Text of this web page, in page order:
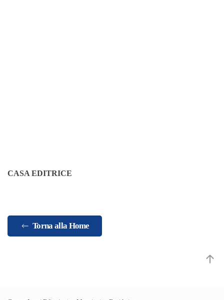
CASA EDITRICE
Torna alla Home